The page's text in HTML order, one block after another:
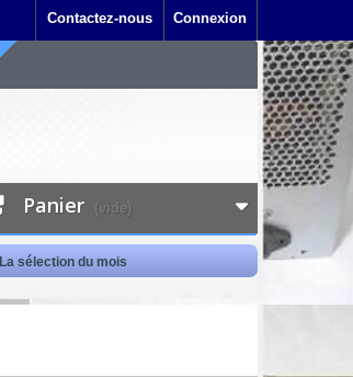
Connexion
Contactez-nous
Panier (vide)
La sélection du mois